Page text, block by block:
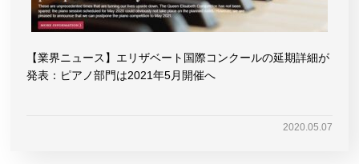
【業界ニュース】エリザベート国際コンクールの延期詳細が
発表：ピアノ部門は2021年5月開催へ
2020.05.07